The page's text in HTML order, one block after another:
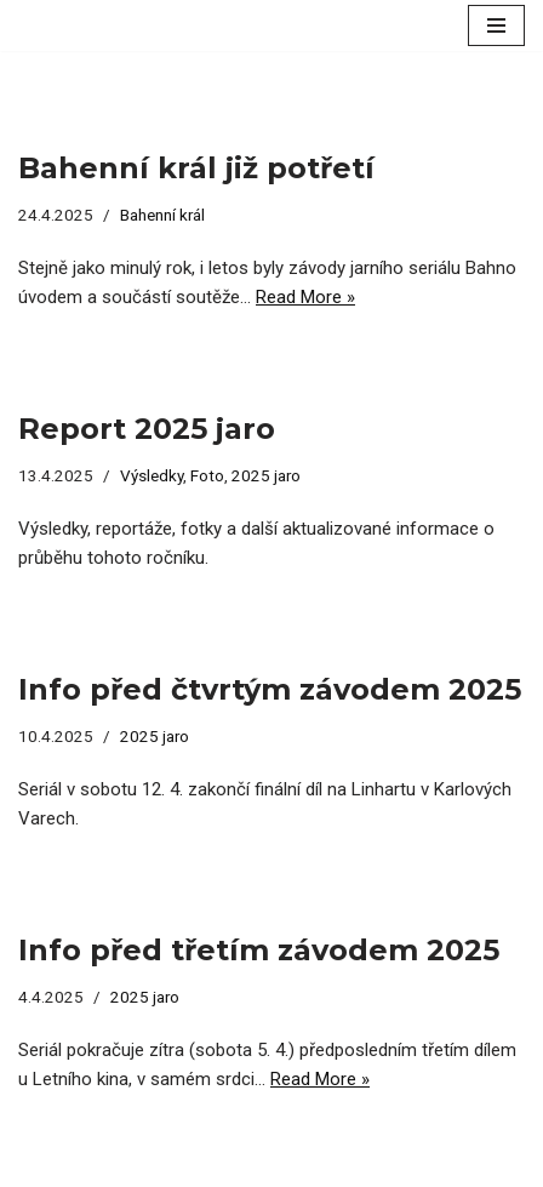
Bahenní král již potřetí
24.4.2025 Bahenní král
Stejně jako minulý rok, i letos byly závody jarního seriálu Bahno
úvodem a součástí soutěže… Read More »
Report 2025 jaro
13.4.2025 Výsledky, Foto 2025 jaro
Výsledky, reportáže, fotky a další aktualizované informace o
průběhu tohoto ročníku.
Info před čtvrtým závodem 2025
10.4.2025 2025 jaro
Seriál v sobotu 12. 4. zakončí finální díl na Linhartu v Karlových
Varech.
Info před třetím závodem 2025
4.4.2025 2025 jaro
Seriál pokračuje zítra (sobota 5. 4.) předposledním třetím dílem
u Letního kina, v samém srdci… Read More »